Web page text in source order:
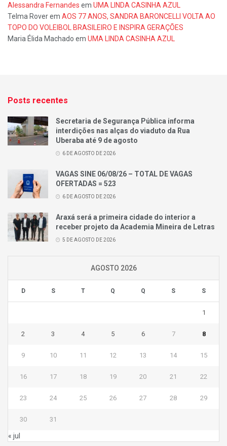
Alessandra Fernandes em UMA LINDA CASINHA AZUL
Telma Roverem AOS 77 ANOS, SANDRA BARONCELLI VOLTA AO
TOPO DO VOLEIBOL BRASILEIRO E INSPIRA GERAÇÕES
Maria Élida Machado em UMA LINDA CASINHA AZUL
Posts recentes
Secretaria de Segurança Pública informa
interdições nas alças do viaduto da Rua
Uberaba até 9 de agosto
6 DE AGOSTO DE 2026
VAGAS SINE 06/08/26 – TOTAL DE VAGAS
OFERTADAS = 523
6 DE AGOSTO DE 2026
Araxá será a primeira cidade do interior a
receber projeto da Academia Mineira de Letras
5 DE AGOSTO DE 2026
AGOSTO 2026
D S T Q Q S S
1
2 3 4 5 6 7 8
9 10 11 12 13 14 15
16 17 18 19 20 21 22
23 24 25 26 27 28 29
30 31
« jul